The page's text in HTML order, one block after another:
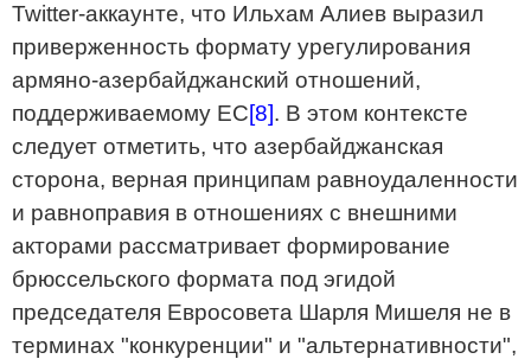
Twitter-аккаунте, что Ильхам Алиев выразил
приверженность формату урегулирования
армяно-азербайджанский отношений,
поддерживаемому ЕС[8]. В этом контексте
следует отметить, что азербайджанская
сторона, верная принципам равноудаленности
и равноправия в отношениях с внешними
акторами рассматривает формирование
брюссельского формата под эгидой
председателя Евросовета Шарля Мишеля не в
терминах "конкуренции" и "альтернативности",